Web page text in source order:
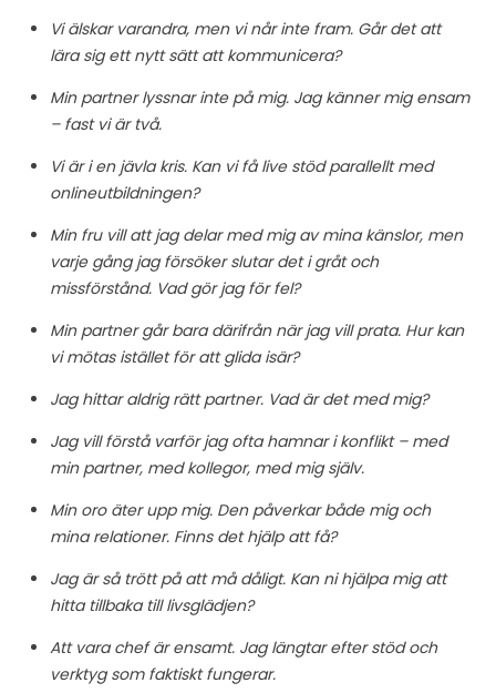
Vi älskar varandra, men vi når inte fram. Går det att
lära sig ett nytt sätt att kommunicera?
Min partner lyssnar inte på mig. Jag känner mig ensam
– fast vi är två.
Vi är i en jävla kris. Kan vi få live stöd parallellt med
onlineutbildningen?
Min fru vill att jag delar med mig av mina känslor, men
varje gång jag försöker slutar det i gråt och
missförstånd. Vad gör jag för fel?
Min partner går bara därifrån när jag vill prata. Hur kan
vi mötas istället för att glida isär?
Jag hittar aldrig rätt partner. Vad är det med mig?
Jag vill förstå varför jag ofta hamnar i konflikt – med
min partner, med kollegor, med mig själv.
Min oro äter upp mig. Den påverkar både mig och
mina relationer. Finns det hjälp att få?
Jag är så trött på att må dåligt. Kan ni hjälpa mig att
hitta tillbaka till livsglädjen?
Att vara chef är ensamt. Jag längtar efter stöd och
verktyg som faktiskt fungerar.